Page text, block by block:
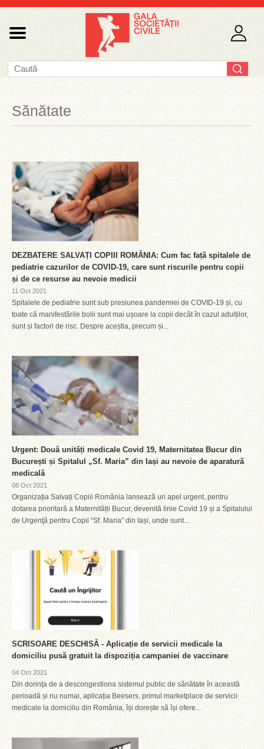
Sănătate
DEZBATERE SALVAȚI COPIII ROMÂNIA: Cum fac față spitalele de
pediatrie cazurilor de COVID-19, care sunt riscurile pentru copii
și de ce resurse au nevoie medicii
11 Oct 2021
Spitalele de pediatrie sunt sub presiunea pandemiei de COVID-19 și, cu
toate că manifestările bolii sunt mai ușoare la copii decât în cazul adulților,
sunt și factori de risc. Despre aceștia, precum și...
Urgent: Două unități medicale Covid 19, Maternitatea Bucur din
București și Spitalul „Sf. Maria” din Iași au nevoie de aparatură
medicală
08 Oct 2021
Organizația Salvați Copiii România lansează un apel urgent, pentru
dotarea prioritară a Maternității Bucur, devenită linie Covid 19 și a Spitalului
de Urgenţă pentru Copii “Sf. Maria” din Iași, unde sunt...
SCRISOARE DESCHISĂ - Aplicație de servicii medicale la
domiciliu pusă gratuit la dispoziția campaniei de vaccinare
04 Oct 2021
Din dorința de a descongestiona sistemul public de sănătate în această
perioadă și nu numai, aplicația Beesers, primul marketplace de servicii
medicale la domiciliu din România, își dorește să își ofere...